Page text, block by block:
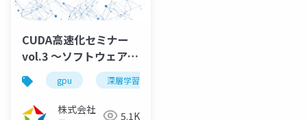
CUDA高速化セミナー
vol.3 ～ソフトウェア高
速化と深層学習～
（2022/07/28）
gpu 深層学習
株式会社
5.1K